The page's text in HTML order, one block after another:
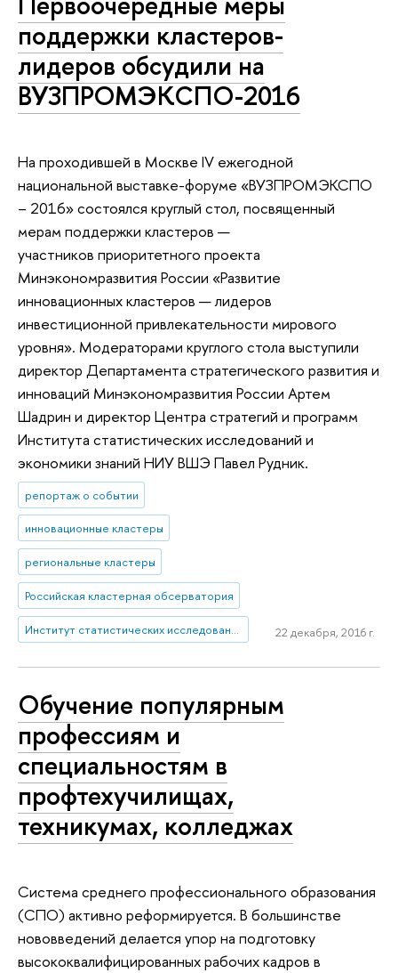
поддержки кластеров-
лидеров обсудили на
ВУЗПРОМЭКСПО-2016
На проходившей в Москве IV ежегодной
национальной выставке-форуме «ВУЗПРОМЭКСПО
– 2016» состоялся круглый стол, посвященный
мерам поддержки кластеров —
участников приоритетного проекта
Минэкономразвития России «Развитие
инновационных кластеров — лидеров
инвестиционной привлекательности мирового
уровня». Модераторами круглого стола выступили
директор Департамента стратегического развития и
инноваций Минэкономразвития России Артем
Шадрин и директор Центра стратегий и программ
Института статистических исследований и
экономики знаний НИУ ВШЭ Павел Рудник.
репортаж о событии
инновационные кластеры
региональные кластеры
Российская кластерная обсерватория
Институт статистических исследований и экономики знаний 22 декабря, 2016 г.
Обучение популярным
профессиям и
специальностям в
профтехучилищах,
техникумах, колледжах
Система среднего профессионального образования
(СПО) активно реформируется. В большинстве
нововведений делается упор на подготовку
высококвалифицированных рабочих кадров в